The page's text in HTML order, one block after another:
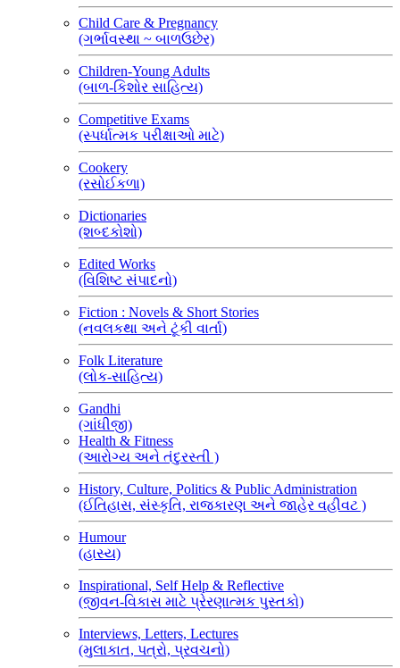
Child Care & Pregnancy
(ગર્ભાવસ્થા ~ બાળઉછેર)
Children-Young Adults
(બાળ-કિશોર સાહિત્ય)
Competitive Exams
(સ્પર્ધાત્મક પરીક્ષાઓ માટે)
Cookery
(રસોઈકળા)
Dictionaries
(શબ્દકોશો)
Edited Works
(વિશિષ્ટ સંપાદનો)
Fiction : Novels & Short Stories
(નવલકથા અને ટૂંકી વાર્તા)
Folk Literature
(લોક-સાહિત્ય)
Gandhi
(ગાંધીજી)
Health & Fitness
(આરોગ્ય અને તંદુરસ્તી )
History, Culture, Politics & Public Administration
(ઈતિહાસ, સંસ્કૃતિ, રાજકારણ અને જાહેર વહીવટ )
Humour
(હાસ્ય)
Inspirational, Self Help & Reflective
(જીવન-વિકાસ માટે પ્રેરણાત્મક પુસ્તકો)
Interviews, Letters, Lectures
(મુલાકાત, પત્રો, પ્રવચનો)